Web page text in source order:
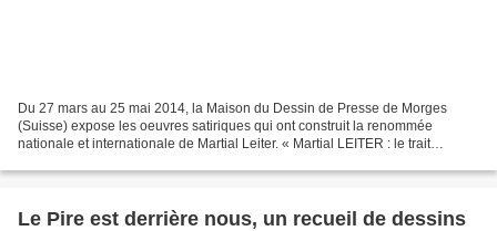
Du 27 mars au 25 mai 2014, la Maison du Dessin de Presse de Morges
(Suisse) expose les oeuvres satiriques qui ont construit la renommée
nationale et internationale de Martial Leiter. « Martial LEITER : le trait
Le Pire est derrière nous, un recueil de dessins